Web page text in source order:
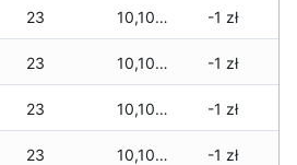
23 10,100 zł -1 zł
23 10,100 zł -1 zł
23 10,100 zł -1 zł
23 10,100 zł -1 zł